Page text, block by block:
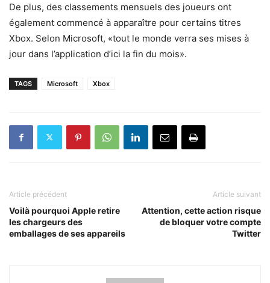
De plus, des classements mensuels des joueurs ont
également commencé à apparaître pour certains titres
Xbox. Selon Microsoft, «tout le monde verra ses mises à
jour dans l’application d’ici la fin du mois».
TAGS Microsoft Xbox
Article précédent
Voilà pourquoi Apple retire
les chargeurs des
emballages de ses appareils
Article suivant
Attention, cette action risque
de bloquer votre compte
Twitter